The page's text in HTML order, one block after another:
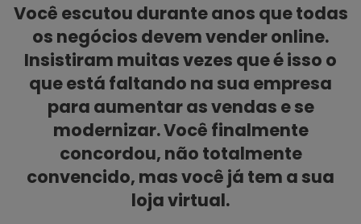
Você escutou durante anos que todas
os negócios devem vender online.
Insistiram muitas vezes que é isso o
que está faltando na sua empresa
para aumentar as vendas e se
modernizar. Você finalmente
concordou, não totalmente
convencido, mas você já tem a sua
loja virtual.